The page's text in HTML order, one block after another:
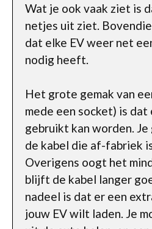
Wat je ook vaak ziet is
netjes uit ziet.
dat elke EV weer net
nodig heeft.
Het grote gemak van
mede een socket) is
gebruikt kan worden.
de kabel die af-fabriek
Overigens oogt het
blijft de kabel langer
nadeel is dat er een
jouw EV wilt laden. Je